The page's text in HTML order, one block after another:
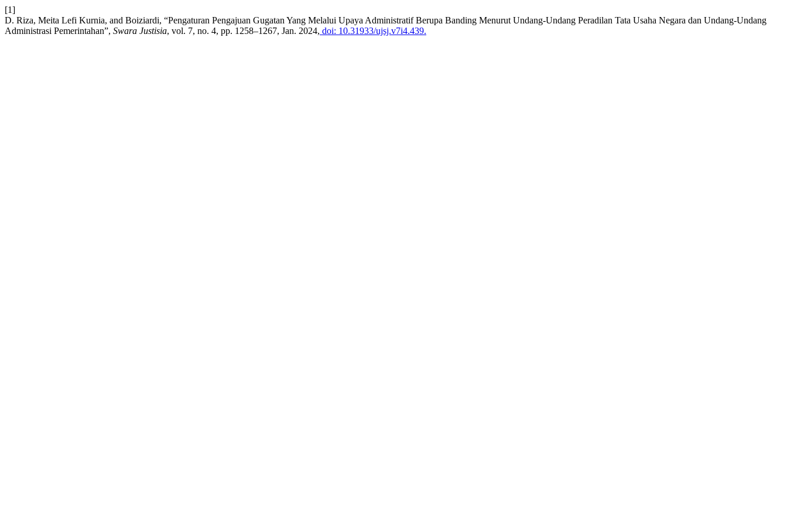
[1]
D. Riza, Meita Lefi Kurnia, and Boiziardi, “Pengaturan Pengajuan Gugatan Yang Melalui Upaya Administratif Berupa Banding Menurut Undang-Undang Peradilan Tata Usaha Negara dan Undang-Undang
Administrasi Pemerintahan”, Swara Justisia, vol. 7, no. 4, pp. 1258–1267, Jan. 2024, doi: 10.31933/ujsj.v7i4.439.